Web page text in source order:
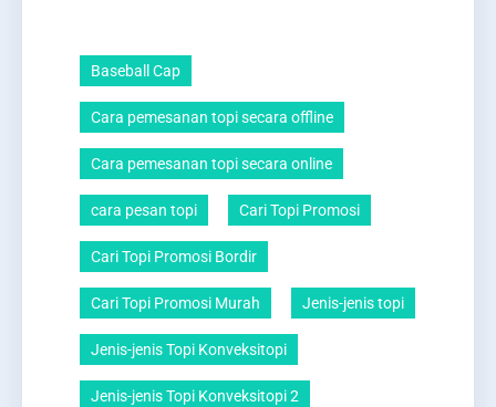
Baseball Cap
Cara pemesanan topi secara offline
Cara pemesanan topi secara online
cara pesan topi Cari Topi Promosi
Cari Topi Promosi Bordir
Cari Topi Promosi Murah Jenis-jenis topi
Jenis-jenis Topi Konveksitopi
Jenis-jenis Topi Konveksitopi 2